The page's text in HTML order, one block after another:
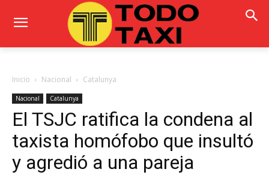
Inicio Nacional Catalunya
Nacional Catalunya
El TSJC ratifica la condena al
taxista homófobo que insultó
y agredió a una pareja